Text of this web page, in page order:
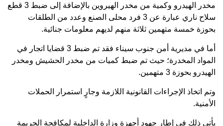
مخدر الهيدرو وكمية من مخدر الهيروين بالإضافة إلى ضبط 3 قطع
سلاح ناري عبارة عن 3 فرد محلى الصنع وعدد من الطلقات
بحوزة خمسة متهمين ثلاثة منهم لديهم معلومات جنائية.
أما في مديرية أمن جنوب سيناء فقد تم ضبط 3 قضايا اتجار في
المواد المخدرة؛ حيث تم ضبط كميات من مخدر الحشيش ومخدر
الهيدرو بحوزة 3 متهمين.
وتم اتخاذ الإجراءات القانونية اللازمة وجارٍ استمرار الحملات
الأمنية.
يأتي ذلك فى إطار جهود أجهزة وزارة الداخلية لمكافحة الجريمة